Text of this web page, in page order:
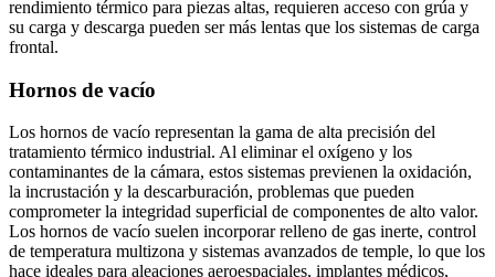
rendimiento térmico para piezas altas, requieren acceso con grúa y
su carga y descarga pueden ser más lentas que los sistemas de carga
frontal.
Hornos de vacío
Los hornos de vacío representan la gama de alta precisión del
tratamiento térmico industrial. Al eliminar el oxígeno y los
contaminantes de la cámara, estos sistemas previenen la oxidación,
la incrustación y la descarburación, problemas que pueden
comprometer la integridad superficial de componentes de alto valor.
Los hornos de vacío suelen incorporar relleno de gas inerte, control
de temperatura multizona y sistemas avanzados de temple, lo que los
hace ideales para aleaciones aeroespaciales, implantes médicos,